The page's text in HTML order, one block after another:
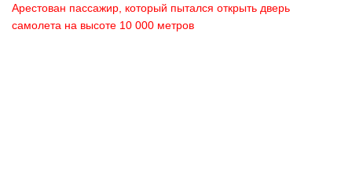
Арестован пассажир, который пытался открыть дверь
самолета на высоте 10 000 метров